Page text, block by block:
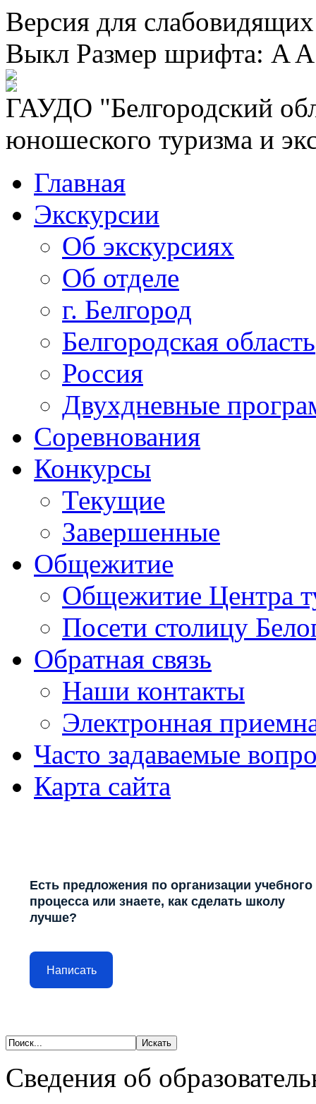
Версия для
Выкл Размер шрифта: A A
ГАУДО "Белгородский
юношеского туризма и
Главная
Экскурсии
Об экскурсиях
Об отделе
г. Белгород
Белгородская область
Россия
Двухдневные
Соревнования
Конкурсы
Текущие
Завершенные
Общежитие
Общежитие Центра
Посети столицу
Обратная связь
Наши контакты
Электронная
Часто задаваемые
Карта сайта
Есть предложения по организации учебного
процесса или знаете, как сделать школу
лучше?
Написать
Сведения об